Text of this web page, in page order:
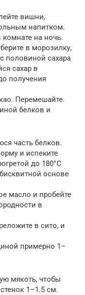
вишни,
напитком.
комнате на ночь.
в морозилку,
половиной сахара
сахар в
получения
Перемешайте.
белков и
часть белков.
и испеките
до 180°С
основе
масло и пробейте
в
в сито, и
примерно 1–
мякоть, чтобы
1–1.5 см.